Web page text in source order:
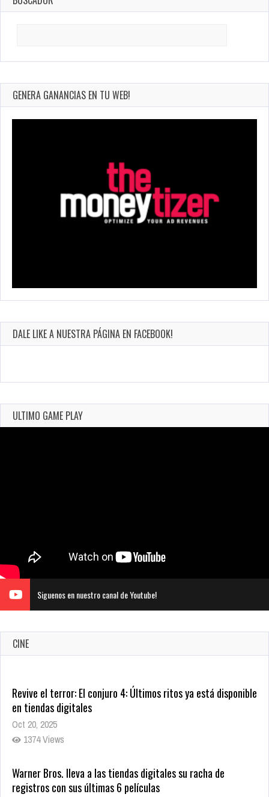
GENERA GANANCIAS EN TU WEB!
DALE LIKE A NUESTRA PÁGINA EN FACEBOOK!
ULTIMO GAME PLAY
Siguenos en nuestro canal de Youtube!
CINE
Revive el terror: El conjuro 4: Últimos ritos ya está disponible
en tiendas digitales
Oct 20, 2025
1374 Views
Warner Bros. lleva a las tiendas digitales su racha de
registros con sus últimas 6 películas